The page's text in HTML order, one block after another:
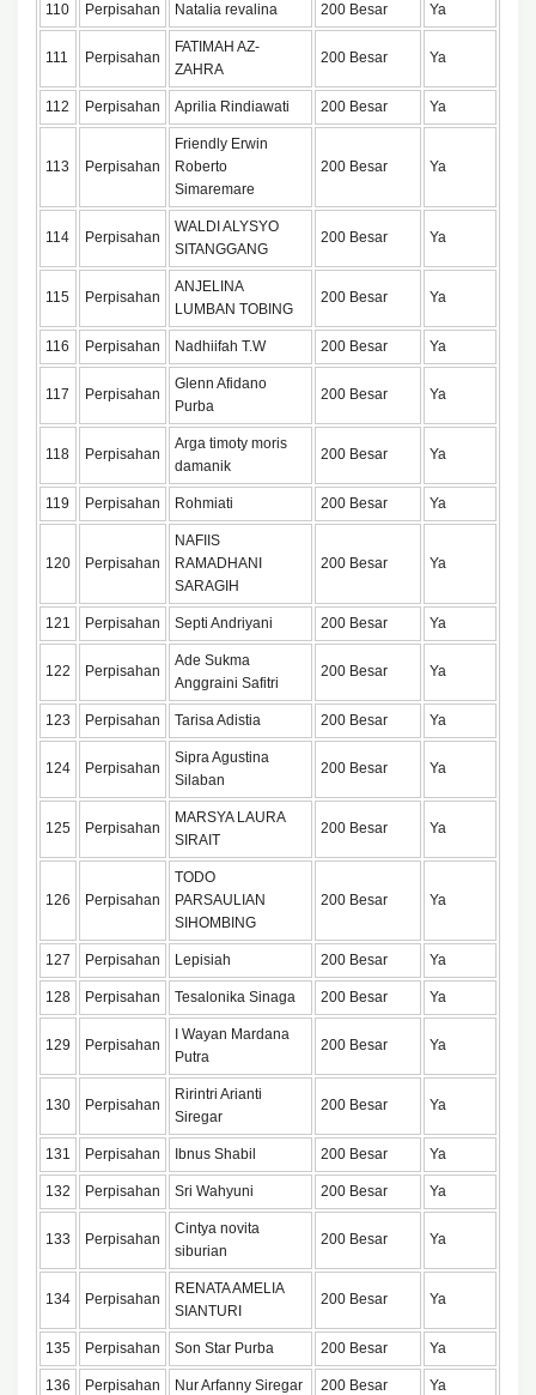
110 Perpisahan Natalia revalina 200 Besar Ya
111 Perpisahan
FATIMAH AZ-
ZAHRA
200 Besar Ya
112 Perpisahan Aprilia Rindiawati 200 Besar Ya
113 Perpisahan
Friendly Erwin
Roberto
Simaremare
200 Besar Ya
114 Perpisahan
WALDI ALYSYO
SITANGGANG
200 Besar Ya
115 Perpisahan
ANJELINA
LUMBAN TOBING
200 Besar Ya
116 Perpisahan Nadhiifah T.W 200 Besar Ya
117 Perpisahan
Glenn Afidano
Purba
200 Besar Ya
118 Perpisahan
Arga timoty moris
damanik
200 Besar Ya
119 Perpisahan Rohmiati 200 Besar Ya
120 Perpisahan
NAFIIS
RAMADHANI
SARAGIH
200 Besar Ya
121 Perpisahan Septi Andriyani 200 Besar Ya
122 Perpisahan
Ade Sukma
Anggraini Safitri
200 Besar Ya
123 Perpisahan Tarisa Adistia 200 Besar Ya
124 Perpisahan
Sipra Agustina
Silaban
200 Besar Ya
125 Perpisahan
MARSYA LAURA
SIRAIT
200 Besar Ya
126 Perpisahan
TODO
PARSAULIAN
SIHOMBING
200 Besar Ya
127 Perpisahan Lepisiah 200 Besar Ya
128 Perpisahan Tesalonika Sinaga 200 Besar Ya
129 Perpisahan
I Wayan Mardana
Putra
200 Besar Ya
130 Perpisahan
Ririntri Arianti
Siregar
200 Besar Ya
131 Perpisahan Ibnus Shabil 200 Besar Ya
132 Perpisahan Sri Wahyuni 200 Besar Ya
133 Perpisahan
Cintya novita
siburian
200 Besar Ya
134 Perpisahan
RENATA AMELIA
SIANTURI
200 Besar Ya
135 Perpisahan Son Star Purba 200 Besar Ya
136 Perpisahan Nur Arfanny Siregar 200 Besar Ya